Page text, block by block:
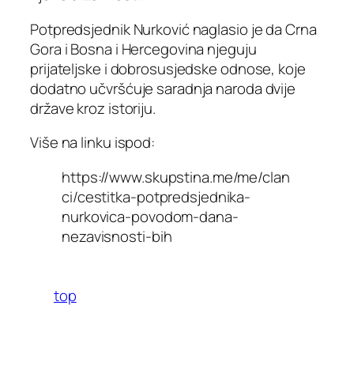
Potpredsjednik Nurković naglasio je da Crna
Gora i Bosna i Hercegovina njeguju
prijateljske i dobrosusjedske odnose, koje
dodatno učvršćuje saradnja naroda dvije
države kroz istoriju.
Više na linku ispod:
https://www.skupstina.me/me/clan
ci/cestitka-potpredsjednika-
nurkovica-povodom-dana-
nezavisnosti-bih
top